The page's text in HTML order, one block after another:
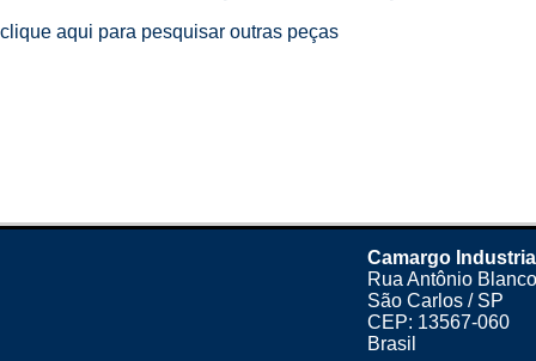
clique aqui para pesquisar outras peças
Camargo
Rua Antônio
São Carlos / SP
CEP: 13567-060
Brasil